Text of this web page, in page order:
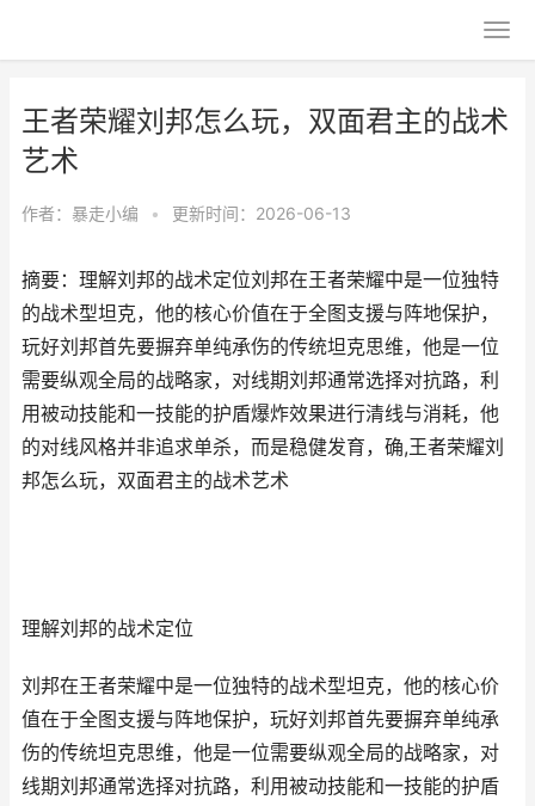
王者荣耀刘邦怎么玩，双面君主的战术
艺术
作者： 暴走小编 • 更新时间：2026-06-13
摘要：理解刘邦的战术定位刘邦在王者荣耀中是一位独特
的战术型坦克，他的核心价值在于全图支援与阵地保护，
玩好刘邦首先要摒弃单纯承伤的传统坦克思维，他是一位
需要纵观全局的战略家，对线期刘邦通常选择对抗路，利
用被动技能和一技能的护盾爆炸效果进行清线与消耗，他
的对线风格并非追求单杀，而是稳健发育，确,王者荣耀刘
邦怎么玩，双面君主的战术艺术
理解刘邦的战术定位
刘邦在王者荣耀中是一位独特的战术型坦克，他的核心价
值在于全图支援与阵地保护，玩好刘邦首先要摒弃单纯承
伤的传统坦克思维，他是一位需要纵观全局的战略家，对
线期刘邦通常选择对抗路，利用被动技能和一技能的护盾